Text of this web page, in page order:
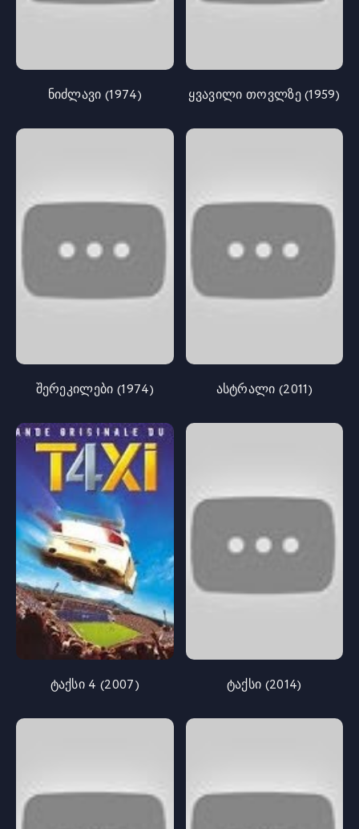
ნიძლავი (1974) ყვავილი თოვლზე (1959)
შერეკილები (1974) ასტრალი (2011)
ტაქსი 4 (2007) ტაქსი (2014)